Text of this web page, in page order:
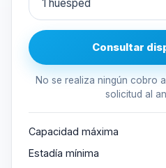
Consultar
No se realiza ningún cobro
solicitud al
Capacidad máxima
Estadía mínima